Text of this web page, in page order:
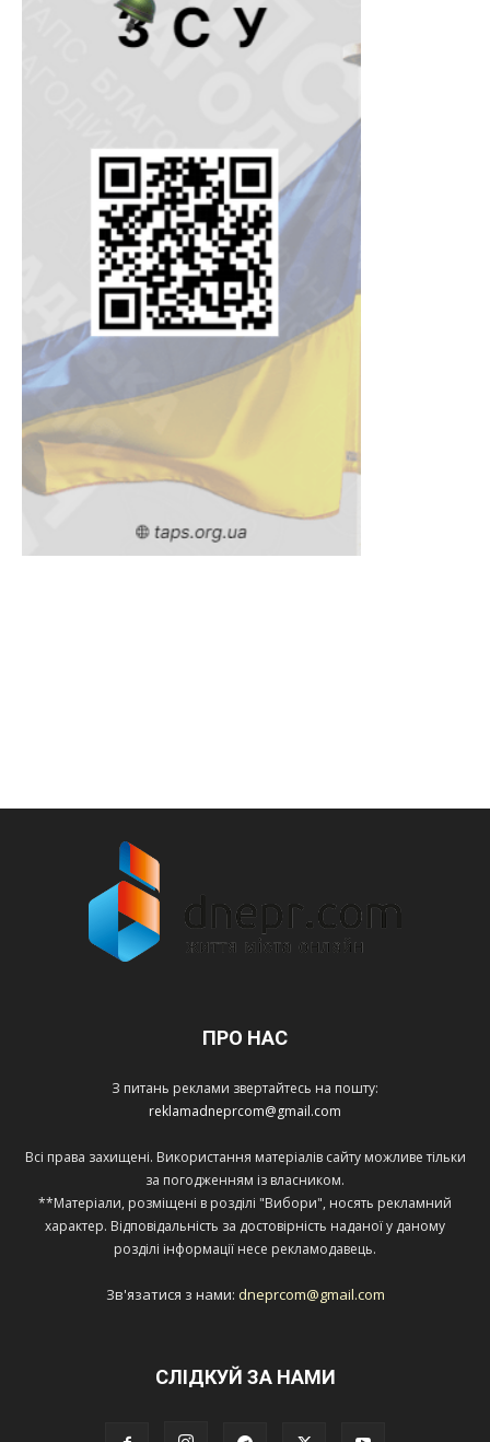
ПРО НАС
З питань реклами звертайтесь на пошту:
reklamadneprcom@gmail.com
Всі права захищені. Використання матеріалів сайту можливе тільки
за погодженням із власником.
**Матеріали, розміщені в розділі "Вибори", носять рекламний
характер. Відповідальність за достовірність наданої у даному
розділі інформації несе рекламодавець.
Зв'язатися з нами: dneprcom@gmail.com
СЛІДКУЙ ЗА НАМИ